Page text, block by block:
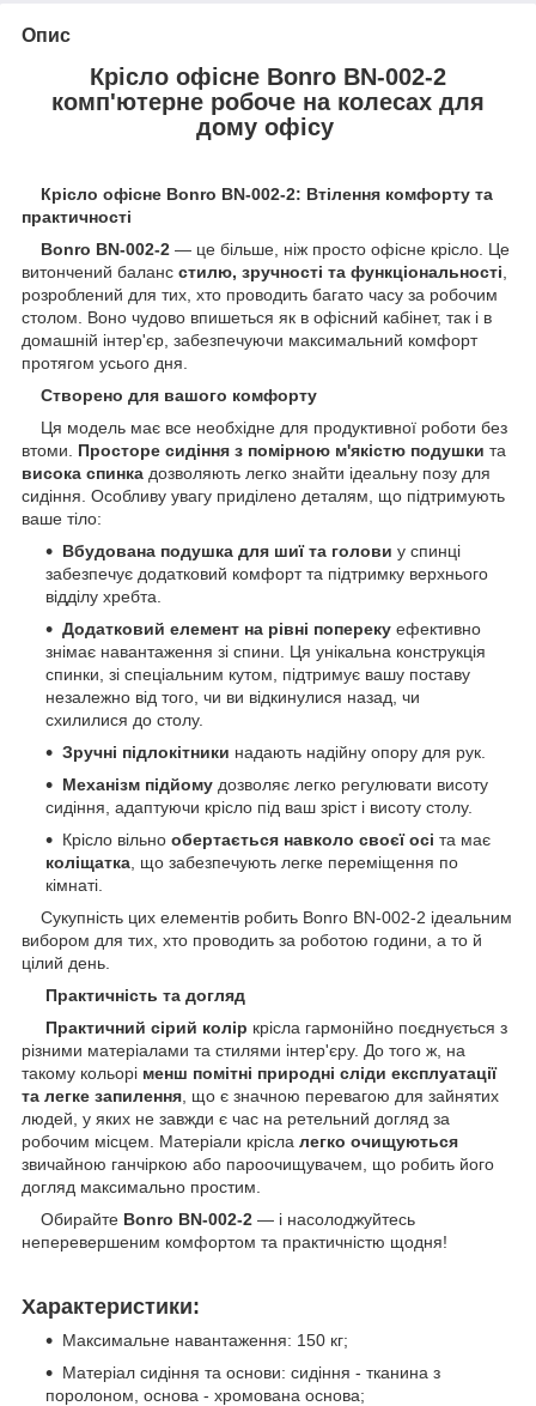
Опис
Крісло офісне Bonro BN-002-2
комп'ютерне робоче на колесах для
дому офісу
Крісло офісне Bonro BN-002-2: Втілення комфорту та
практичності
Bonro BN-002-2 — це більше, ніж просто офісне крісло. Це
витончений баланс стилю, зручності та функціональності
розроблений для тих, хто проводить багато часу за робочим
столом. Воно чудово впишеться як в офісний кабінет, так і в
домашній інтер'єр, забезпечуючи максимальний комфорт
протягом усього дня.
Створено для вашого комфорту
Ця модель має все необхідне для продуктивної роботи без
втоми. Просторе сидіння з помірною м'якістю подушки та
висока спинка дозволяють легко знайти ідеальну позу для
сидіння. Особливу увагу приділено деталям, що підтримують
ваше тіло:
Вбудована подушка для шиї та голови у спинці
забезпечує додатковий комфорт та підтримку верхнього
відділу хребта.
Додатковий елемент на рівні попереку ефективно
знімає навантаження зі спини. Ця унікальна конструкція
спинки, зі спеціальним кутом, підтримує вашу поставу
незалежно від того, чи ви відкинулися назад, чи
схилилися до столу.
Зручні підлокітники надають надійну опору для рук.
Механізм підйому дозволяє легко регулювати висоту
сидіння, адаптуючи крісло під ваш зріст і висоту столу.
Крісло вільно обертається навколо своєї осі та має
коліщатка , що забезпечують легке переміщення по
кімнаті.
Сукупність цих елементів робить Bonro BN-002-2 ідеальним
вибором для тих, хто проводить за роботою години, а то й
цілий день.
Практичність та догляд
Практичний сірий колір крісла гармонійно поєднується з
різними матеріалами та стилями інтер'єру. До того ж, на
такому кольорі менш помітні природні сліди експлуатації
та легке запилення , що є значною перевагою для зайнятих
людей, у яких не завжди є час на ретельний догляд за
робочим місцем. Матеріали крісла легко очищуються
звичайною ганчіркою або пароочищувачем, що робить його
догляд максимально простим.
Обирайте Bonro BN-002-2 — і насолоджуйтесь
неперевершеним комфортом та практичністю щодня!
Характеристики:
Максимальне навантаження: 150 кг;
Матеріал сидіння та основи: сидіння - тканина з
поролоном, основа - хромована основа;